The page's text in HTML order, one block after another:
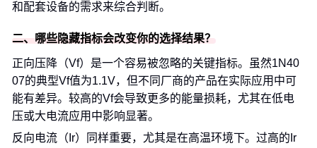
和配套设备的需求来综合判断。
二、哪些隐藏指标会改变你的选择结果？
正向压降（Vf）是一个容易被忽略的关键指标。虽然1N40
07的典型Vf值为1.1V，但不同厂商的产品在实际应用中可
能有差异。较高的Vf会导致更多的能量损耗，尤其在低电
压或大电流应用中影响显著。
反向电流（Ir）同样重要，尤其是在高温环境下。过高的Ir